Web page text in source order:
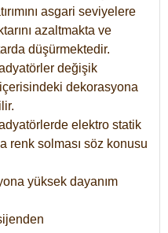
asgari seviyelere
azaltmakta ve
düşürmektedir.
değişik
dekorasyona
elektro statik
renk solması söz konusu
yüksek dayanım